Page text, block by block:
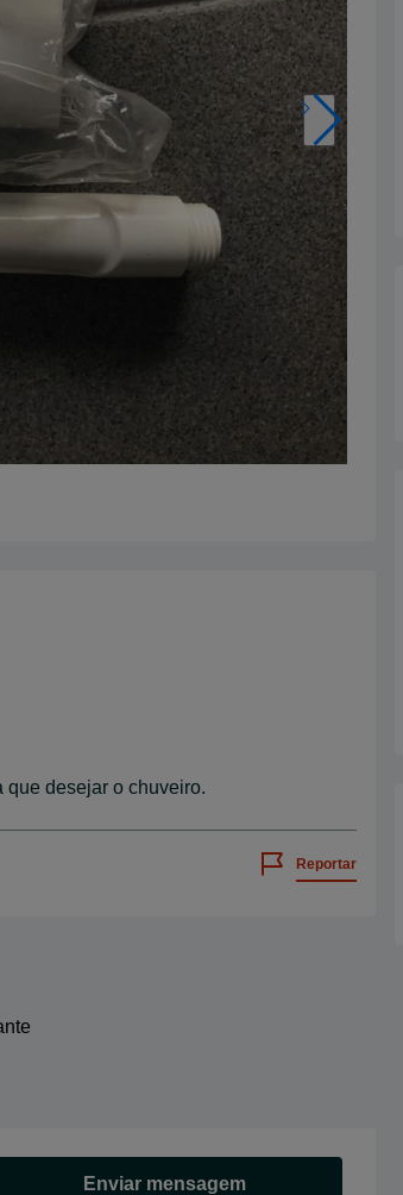
que desejar o chuveiro.
Reportar
Enviar mensagem